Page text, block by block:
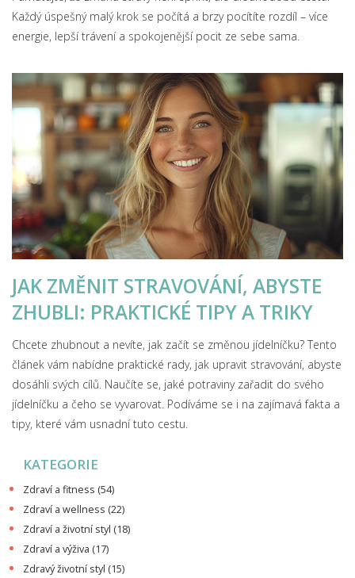
Každý úspešný malý krok se počítá a brzy pocítíte rozdíl – více
energie, lepší trávení a spokojenější pocit ze sebe sama.
JAK ZMĚNIT STRAVOVÁNÍ, ABYSTE
ZHUBLI: PRAKTICKÉ TIPY A TRIKY
Chcete zhubnout a nevíte, jak začít se změnou jídelníčku? Tento
článek vám nabídne praktické rady, jak upravit stravování, abyste
dosáhli svých cílů. Naučíte se, jaké potraviny zařadit do svého
jídelníčku a čeho se vyvarovat. Podíváme se i na zajímavá fakta a
tipy, které vám usnadní tuto cestu.
KATEGORIE
Zdraví a fitness (54)
Zdraví a wellness (22)
Zdraví a životní styl (18)
Zdraví a výživa (17)
Zdravý životní styl (15)